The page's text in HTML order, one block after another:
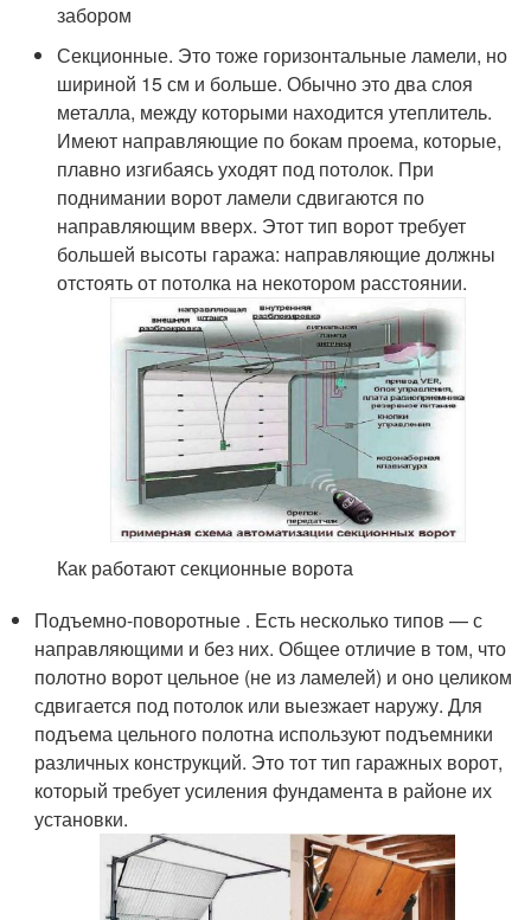
забором
Секционные. Это тоже горизонтальные ламели, но
шириной 15 см и больше. Обычно это два слоя
металла, между которыми находится утеплитель.
Имеют направляющие по бокам проема, которые,
плавно изгибаясь уходят под потолок. При
поднимании ворот ламели сдвигаются по
направляющим вверх. Этот тип ворот требует
большей высоты гаража: направляющие должны
отстоять от потолка на некотором расстоянии.
Как работают секционные ворота
Подъемно-поворотные . Есть несколько типов — с
направляющими и без них. Общее отличие в том, что
полотно ворот цельное (не из ламелей) и оно целиком
сдвигается под потолок или выезжает наружу. Для
подъема цельного полотна используют подъемники
различных конструкций. Это тот тип гаражных ворот,
который требует усиления фундамента в районе их
установки.